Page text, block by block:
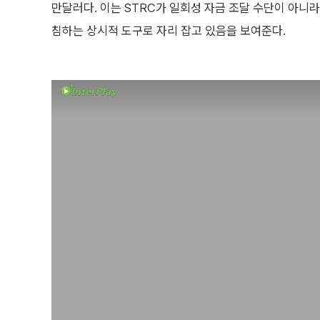
만달러다. 이는 STRC가 일회성 자금 조달 수단이 아니
침하는 상시적 도구로 자리 잡고 있음을 보여준다.